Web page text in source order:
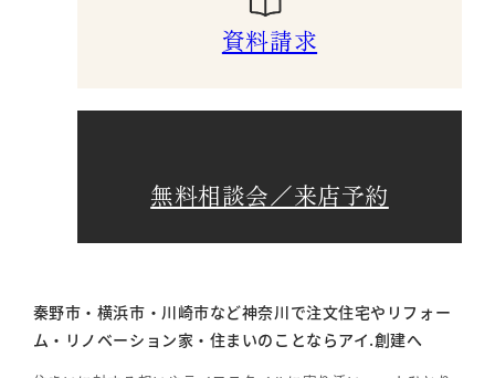
資料請求
無料相談会／来店予約
秦野市・横浜市・川崎市など神奈川で注文住宅やリフォー
ム・リノベーション家・住まいのことならアイ.創建へ